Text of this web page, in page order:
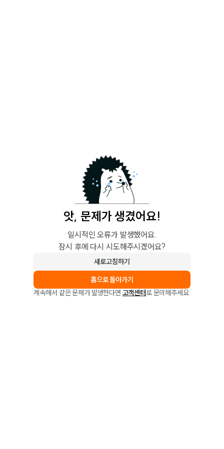
앗, 문제가 생겼어요!
일시적인 오류가 발생했어요.
잠시 후에 다시 시도해주시겠어요?
새로고침하기
홈으로 돌아가기
계속해서 같은 문제가 발생한다면 고객센터로 문의해주세요.